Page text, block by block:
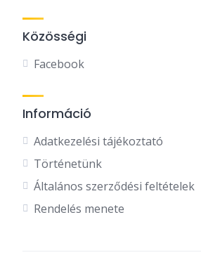
Közösségi
Facebook
Információ
Adatkezelési tájékoztató
Történetünk
Általános szerződési feltételek
Rendelés menete